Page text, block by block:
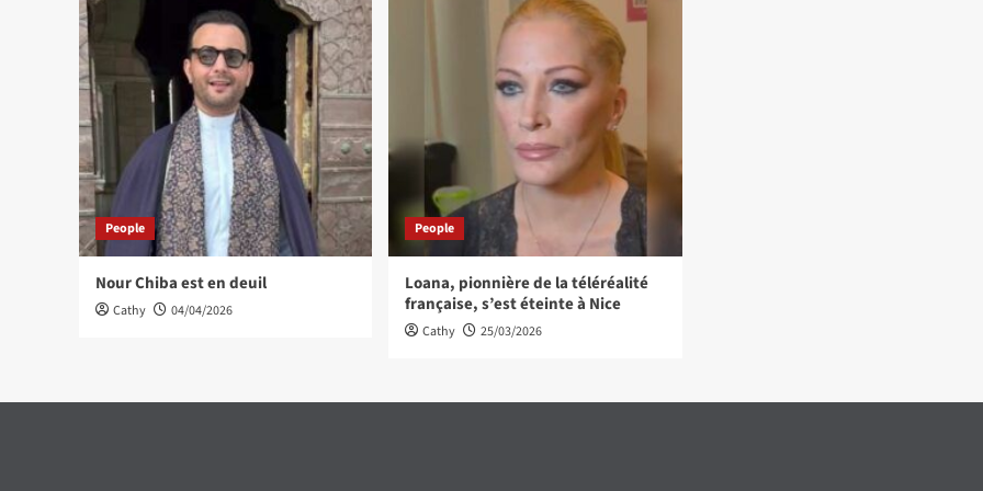
People
Nour Chiba est en deuil
Cathy 04/04/2026
People
Loana, pionnière de la téléréalité
française, s’est éteinte à Nice
Cathy 25/03/2026